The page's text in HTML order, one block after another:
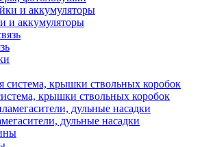
и аккумуляторы
крышки ствольных коробок
дульные насадки